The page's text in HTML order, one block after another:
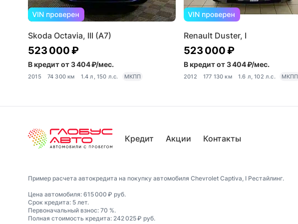
Skoda Octavia, III (A7)
523 000 ₽
В кредит от 3 404 ₽/мес.
2015 74 300 км 1.4 л, 150 л.с. МКПП
Renault Duster, I
523 000 ₽
В кредит от 3 404 ₽/мес.
2012 177 130 км 1.6 л, 102 л.с. МКПП
Кредит Акции Контакты
Пример расчета автокредита на покупку автомобиля Chevrolet Captiva, I Рестайлинг.
Цена автомобиля: 615 000 ₽ руб.
Срок кредита: 5 лет.
Первоначальный взнос: 70 %.
Полная стоимость кредита: 242 025 ₽ руб.